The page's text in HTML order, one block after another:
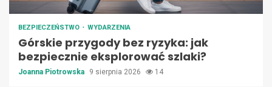
BEZPIECZEŃSTWO WYDARZENIA
Górskie przygody bez ryzyka: jak
bezpiecznie eksplorować szlaki?
Joanna Piotrowska 9 sierpnia 2026 14